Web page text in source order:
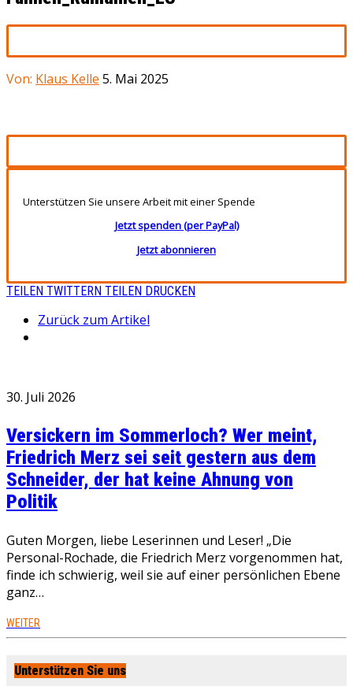
Von: Klaus Kelle 5. Mai 2025
Unterstützen Sie unsere Arbeit mit einer Spende
Jetzt spenden (per PayPal)
Jetzt abonnieren
TEILEN TWITTERN TEILEN DRUCKEN
Zurück zum Artikel
30. Juli 2026
Versickern im Sommerloch? Wer meint,
Friedrich Merz sei seit gestern aus dem
Schneider, der hat keine Ahnung von
Politik
Guten Morgen, liebe Leserinnen und Leser! „Die
Personal-Rochade, die Friedrich Merz vorgenommen hat,
finde ich schwierig, weil sie auf einer persönlichen Ebene
ganz…
WEITER
Unterstützen Sie uns